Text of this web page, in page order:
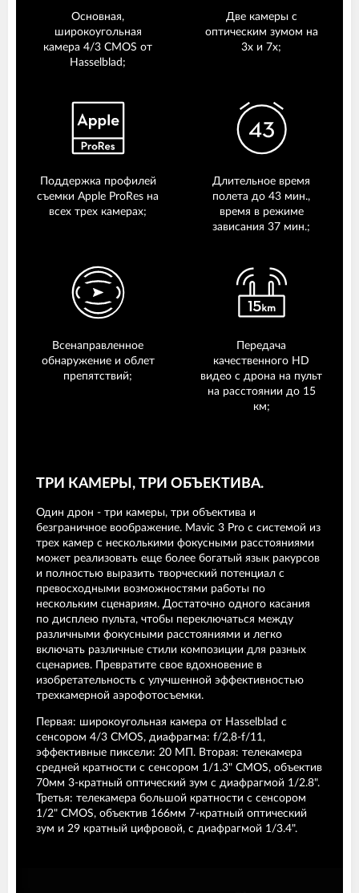
Основная,
широкоугольная
камера 4/3 CMOS от
Hasselblad;
Две камеры с
оптическим зумом на
3х и 7х;
Поддержка профилей
съемки Apple ProRes на
всех трех камерах;
Длительное время
полета до 43 мин.,
время в режиме
зависания 37 мин.;
Всенаправленное
обнаружение и облет
препятствий;
Передача
качественного HD
видео с дрона на пульт
на расстоянии до 15
км;
ТРИ КАМЕРЫ, ТРИ ОБЪЕКТИВА.
Один дрон - три камеры, три объектива и
безграничное воображение. Mavic 3 Pro с системой из
трех камер с несколькими фокусными расстояниями
может реализовать еще более богатый язык ракурсов
и полностью выразить творческий потенциал с
превосходными возможностями работы по
нескольким сценариям. Достаточно одного касания
по дисплею пульта, чтобы переключаться между
различными фокусными расстояниями и легко
включать различные стили композиции для разных
сценариев. Превратите свое вдохновение в
изобретательность с улучшенной эффективностью
трехкамерной аэрофотосъемки.
Первая: широкоугольная камера от Hasselblad с
сенсором 4/3 CMOS, диафрагма: f/2,8-f/11,
эффективные пиксели: 20 МП. Вторая: телекамера
средней кратности с сенсором 1/1.3" CMOS, объектив
70мм 3-кратный оптический зум с диафрагмой 1/2.8".
Третья: телекамера большой кратности с сенсором
1/2" CMOS, объектив 166мм 7-кратный оптический
зум и 29 кратный цифровой, с диафрагмой 1/3.4".